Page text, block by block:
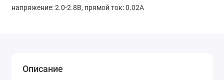
напряжение: 2.0-2.8В, прямой ток: 0.02A
Описание